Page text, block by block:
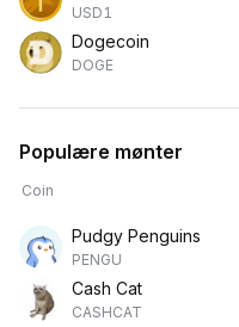
USD1
Dogecoin
DOGE
Populære mønter
Coin
Pudgy Penguins
PENGU
Cash Cat
CASHCAT